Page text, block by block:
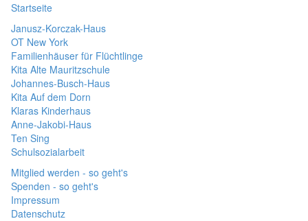
Startseite
Janusz-Korczak-Haus
OT New York
Familienhäuser für Flüchtlinge
Kita Alte Mauritzschule
Johannes-Busch-Haus
Kita Auf dem Dorn
Klaras Kinderhaus
Anne-Jakobi-Haus
Ten Sing
Schulsozialarbeit
Mitglied werden - so geht's
Spenden - so geht's
Impressum
Datenschutz